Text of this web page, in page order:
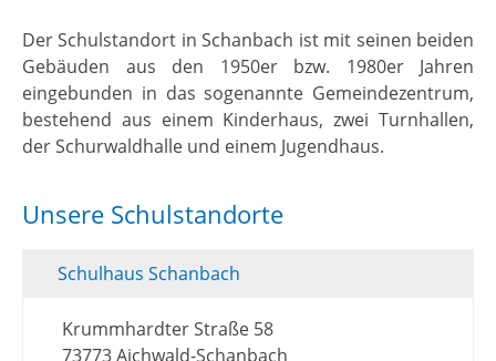
Der Schulstandort in Schanbach ist mit seinen beiden
Gebäuden aus den 1950er bzw. 1980er Jahren
eingebunden in das sogenannte Gemeindezentrum,
bestehend aus einem Kinderhaus, zwei Turnhallen,
der Schurwaldhalle und einem Jugendhaus.
Unsere Schulstandorte
Schulhaus Schanbach
Krummhardter Straße 58
73773 Aichwald-Schanbach